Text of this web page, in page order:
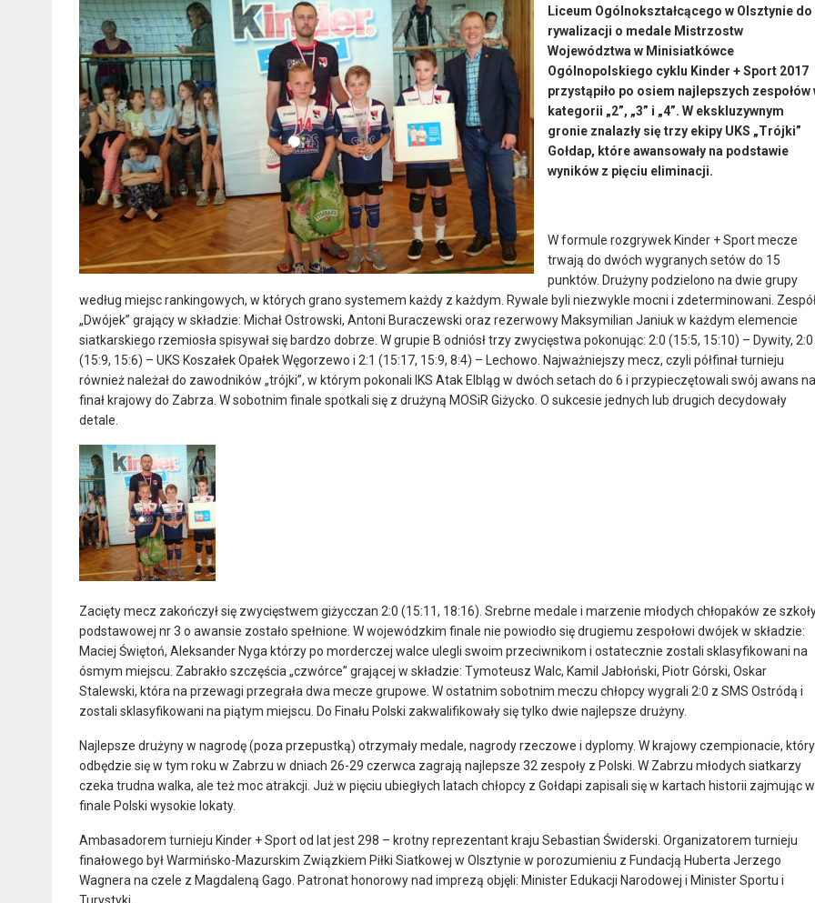
Liceum Ogólnokształcącego w Olsztynie do
rywalizacji o medale Mistrzostw
Województwa w Minisiatkówce
Ogólnopolskiego cyklu Kinder + Sport 2017
przystąpiło po osiem najlepszych zespołów
kategorii „2”, „3” i „4”. W ekskluzywnym
gronie znalazły się trzy ekipy UKS „Trójki”
Gołdap, które awansowały na podstawie
wyników z pięciu eliminacji.
W formule rozgrywek Kinder + Sport mecze
trwają do dwóch wygranych setów do 15
punktów. Drużyny podzielono na dwie grupy
według miejsc rankingowych, w których grano systemem każdy z każdym. Rywale byli niezwykle mocni i zdeterminowani.
„Dwójek” grający w składzie: Michał Ostrowski, Antoni Buraczewski oraz rezerwowy Maksymilian Janiuk w każdym elemencie
siatkarskiego rzemiosła spisywał się bardzo dobrze. W grupie B odniósł trzy zwycięstwa pokonując: 2:0 (15:5, 15:10) – Dywity, 2:0
(15:9, 15:6) – UKS Koszałek Opałek Węgorzewo i 2:1 (15:17, 15:9, 8:4) – Lechowo. Najważniejszy mecz, czyli półfinał turnieju
również należał do zawodników „trójki”, w którym pokonali IKS Atak Elbląg w dwóch setach do 6 i przypieczętowali swój awans na
finał krajowy do Zabrza. W sobotnim finale spotkali się z drużyną MOSiR Giżycko. O sukcesie jednych lub drugich decydowały
detale.
Zacięty mecz zakończył się zwycięstwem giżycczan 2:0 (15:11, 18:16). Srebrne medale i marzenie młodych chłopaków ze
podstawowej nr 3 o awansie zostało spełnione. W wojewódzkim finale nie powiodło się drugiemu zespołowi dwójek w składzie:
Maciej Świętoń, Aleksander Nyga którzy po morderczej walce ulegli swoim przeciwnikom i ostatecznie zostali sklasyfikowani na
ósmym miejscu. Zabrakło szczęścia „czwórce” grającej w składzie: Tymoteusz Walc, Kamil Jabłoński, Piotr Górski, Oskar
Stalewski, która na przewagi przegrała dwa mecze grupowe. W ostatnim sobotnim meczu chłopcy wygrali 2:0 z SMS Ostródą i
zostali sklasyfikowani na piątym miejscu. Do Finału Polski zakwalifikowały się tylko dwie najlepsze drużyny.
Najlepsze drużyny w nagrodę (poza przepustką) otrzymały medale, nagrody rzeczowe i dyplomy. W krajowy czempionacie, który
odbędzie się w tym roku w Zabrzu w dniach 26-29 czerwca zagrają najlepsze 32 zespoły z Polski. W Zabrzu młodych siatkarzy
czeka trudna walka, ale też moc atrakcji. Już w pięciu ubiegłych latach chłopcy z Gołdapi zapisali się w kartach historii zajmując w
finale Polski wysokie lokaty.
Ambasadorem turnieju Kinder + Sport od lat jest 298 – krotny reprezentant kraju Sebastian Świderski. Organizatorem turnieju
finałowego był Warmińsko-Mazurskim Związkiem Piłki Siatkowej w Olsztynie w porozumieniu z Fundacją Huberta Jerzego
Wagnera na czele z Magdaleną Gago. Patronat honorowy nad imprezą objęli: Minister Edukacji Narodowej i Minister Sportu i
Turystyki.